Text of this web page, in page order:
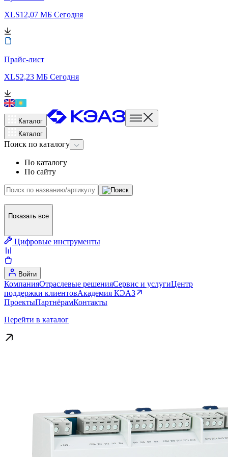
XLS12,07 МБ Сегодня
Прайс-лист
XLS2,23 МБ Сегодня
Каталог
Каталог
Поиск по каталогу
По каталогу
По сайту
Показать все
Цифровые инструменты
Войти
КомпанияОтраслевые решенияСервис и услугиЦентр
поддержки клиентовАкадемия КЭАЗ
ПроектыПартнёрамКонтакты
Перейти в каталог